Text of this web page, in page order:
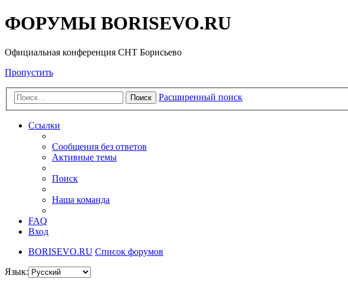
ФОРУМЫ BORISEVO.RU
Официальная конференция СНТ Борисьево
Пропустить
Поиск Расширенный поиск
Ссылки
Сообщения без ответов
Активные темы
Поиск
Наша команда
FAQ
Вход
BORISEVO.RU Список форумов
Язык: